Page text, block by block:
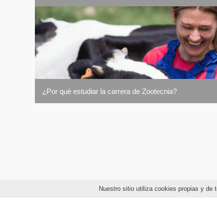
Nuestro sitio utiliza cookies propias y de
• Inglés IV
Séptimo Semestre
• Reproducción Animal II
• Sistema Producción Bovinos de Leche
• Sistema Producción Bovinos de Carne
• Economía Agraria
• Ética
• Profundización I
Noveno Semestre
¿Por qué estudiar la carrera de Zootecnia?